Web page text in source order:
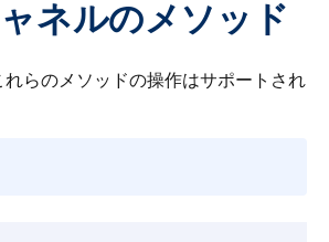
ネルのメソッド
らのメソッドの操作はサポートされ